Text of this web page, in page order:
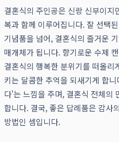
결혼식의 주인공은 신랑 신부이지
복과 함께 이루어집니다. 잘 선택
기념품을 넘어, 결혼식의 즐거운
매개체가 됩니다. 향기로운 수제
결혼식의 행복한 분위기를 떠올리
키는 달콤한 추억을 되새기게 합
다'는 느낌을 주며, 결혼식 전체의
합니다. 결국, 좋은 답례품은 감사
방법인 셈입니다.